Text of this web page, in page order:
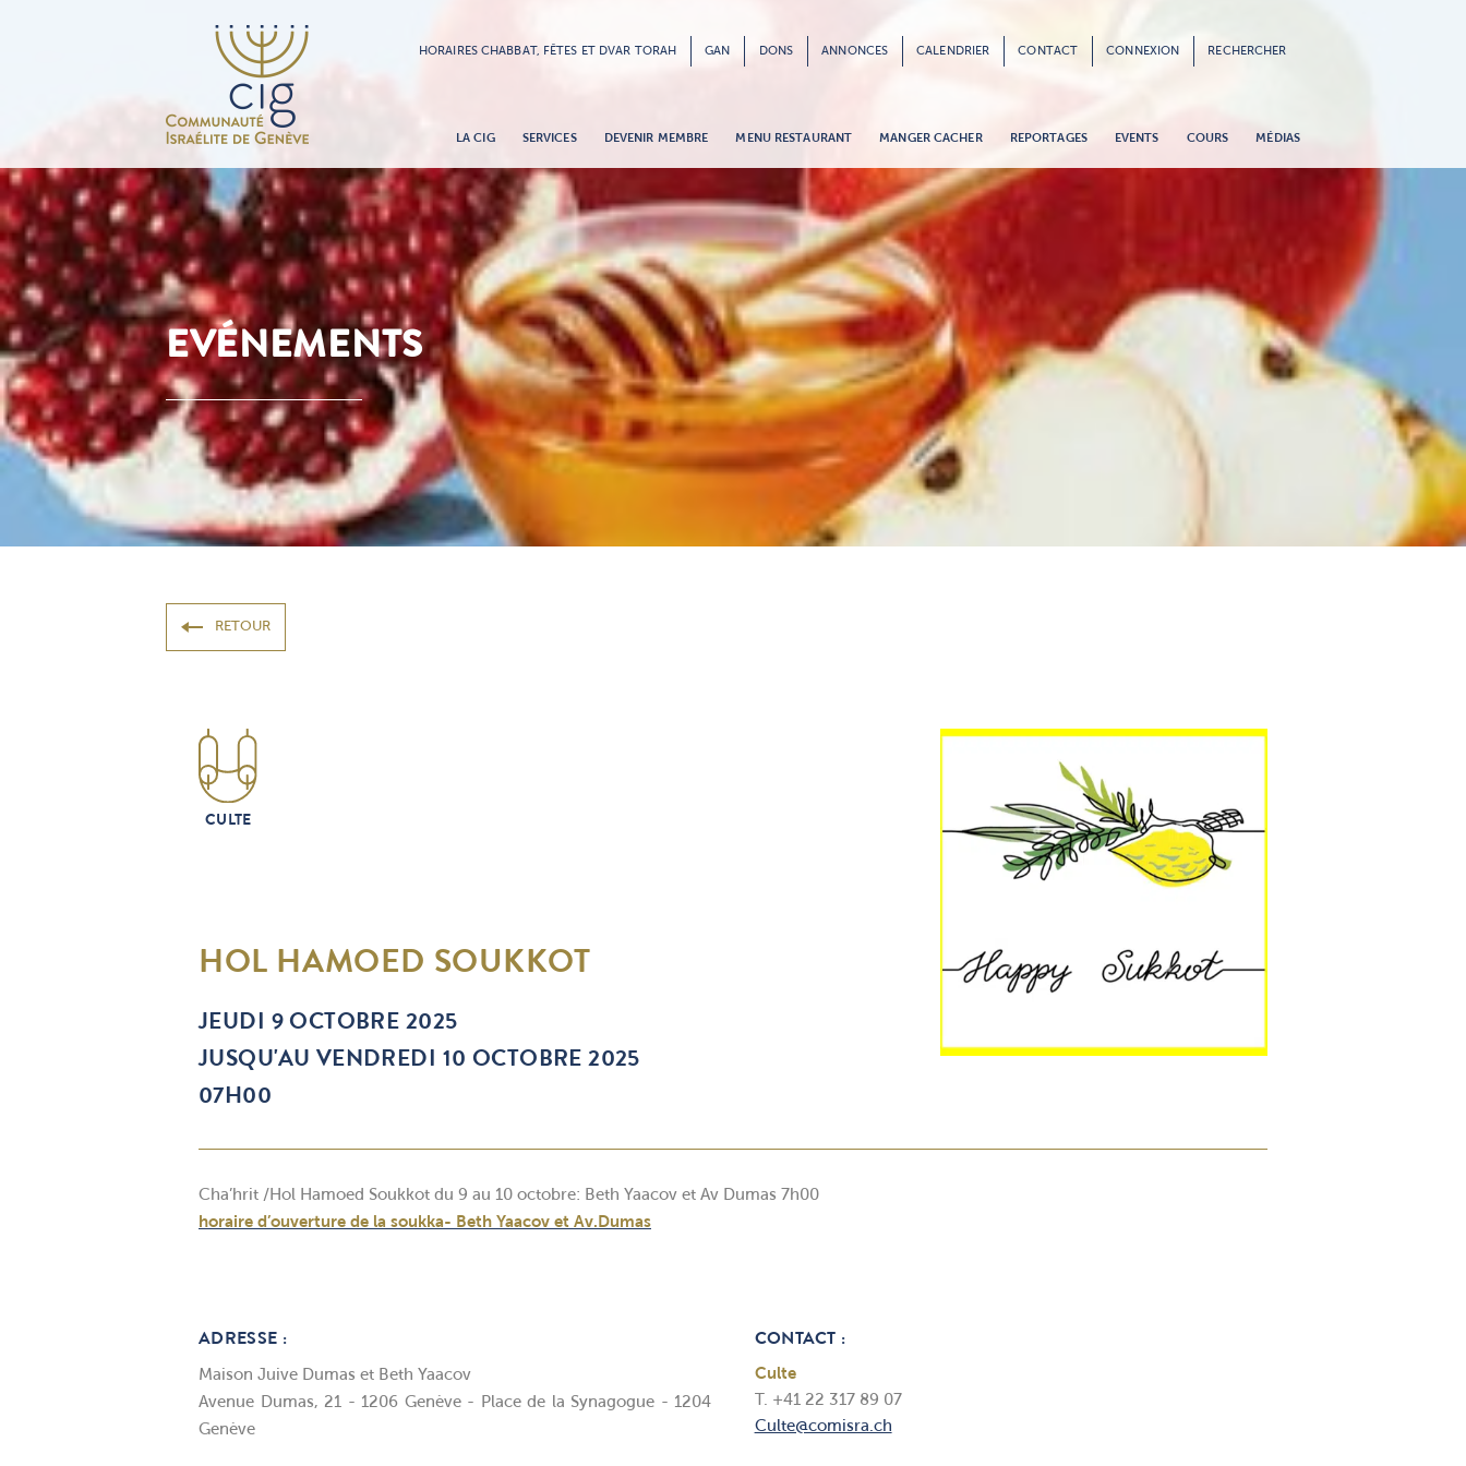
HORAIRES CHABBAT, FÊTES ET DVAR TORAH GAN DONS ANNONCES CALENDRIER CONTACT CONNEXION RECHERCHER
LA CIG SERVICES DEVENIR MEMBRE MENU RESTAURANT MANGER CACHER REPORTAGES EVENTS COURS MÉDIAS
EVÉNEMENTS
RETOUR
CULTE
HOL HAMOED SOUKKOT
JEUDI 9 OCTOBRE 2025
JUSQU'AU VENDREDI 10 OCTOBRE 2025
07H00
Cha’hrit /Hol Hamoed Soukkot du 9 au 10 octobre: Beth Yaacov et Av Dumas 7h00
horaire d’ouverture de la soukka- Beth Yaacov et Av.Dumas
ADRESSE :
Maison Juive Dumas et Beth Yaacov
Avenue Dumas, 21 - 1206 Genève - Place de la Synagogue - 1204
Genève
CONTACT :
Culte
T. +41 22 317 89 07
Culte@comisra.ch